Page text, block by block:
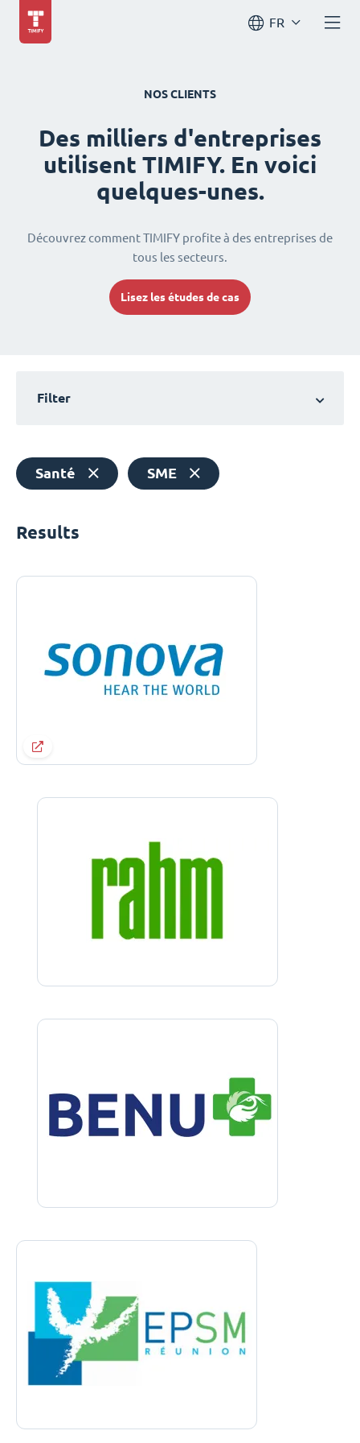
FR
NOS CLIENTS
Des milliers d'entreprises
utilisent TIMIFY. En voici
quelques-unes.
Découvrez comment TIMIFY profite à des entreprises de
tous les secteurs.
Lisez les études de cas
Filter
Santé SME
Results